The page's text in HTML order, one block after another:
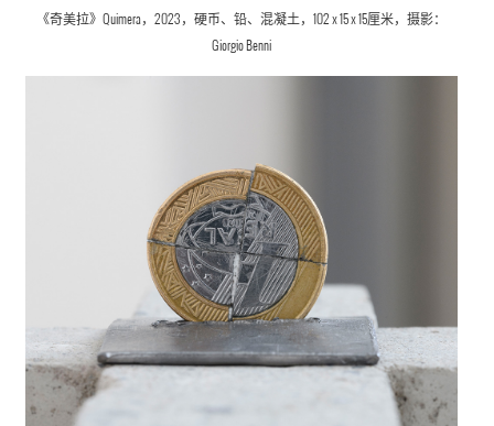
《奇美拉》Quimera，2023，硬币、铅、混凝土，102 x 15 x 15厘米，摄影：
Giorgio Benni